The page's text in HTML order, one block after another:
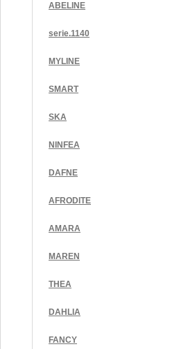
ABELINE
serie.1140
MYLINE
SMART
SKA
NINFEA
DAFNE
AFRODITE
AMARA
MAREN
THEA
DAHLIA
FANCY